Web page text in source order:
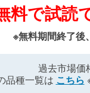
料で試読
※無料期間終了後
過去市場価
品種一覧は こちら